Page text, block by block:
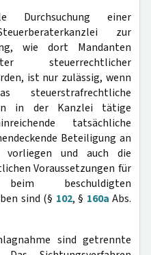
Durchsuchung einer
zur
wie dort Mandanten
steuerrechtlicher
ist nur zulässig, wenn
in der Kanzlei tätige
tatsächliche
Beteiligung an
vorliegen und auch die
Voraussetzungen für
beschuldigten
sind (§ 102, § 160a Abs.
sind getrennte